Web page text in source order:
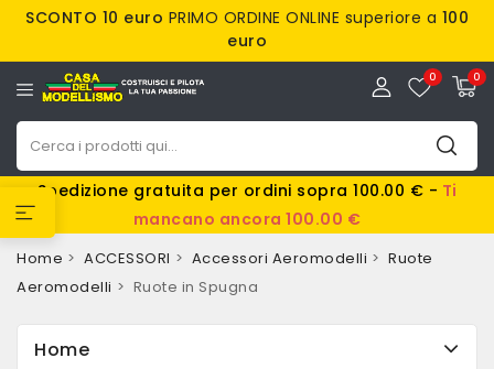
SCONTO 10 euro PRIMO ORDINE ONLINE superiore a 100
euro
0
0
Spedizione gratuita per ordini sopra 100.00 € - Ti
mancano ancora 100.00 €
Home ACCESSORI Accessori Aeromodelli
Ruote
Aeromodelli
Ruote in Spugna
Home